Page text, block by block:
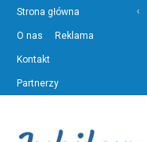
Strona główna
O nas Reklama
Kontakt
Partnerzy
‹